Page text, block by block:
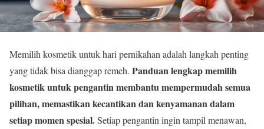
Memilih kosmetik untuk hari pernikahan adalah langkah penting
yang tidak bisa dianggap remeh. Panduan lengkap memilih
kosmetik untuk pengantin membantu mempermudah semua
pilihan, memastikan kecantikan dan kenyamanan dalam
setiap momen spesial.Setiap pengantin ingin tampil menawan,